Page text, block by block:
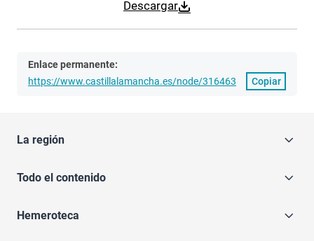
Descargar
Enlace permanente:
https://www.castillalamancha.es/node/316463
Copiar
La región
Todo el contenido
Hemeroteca